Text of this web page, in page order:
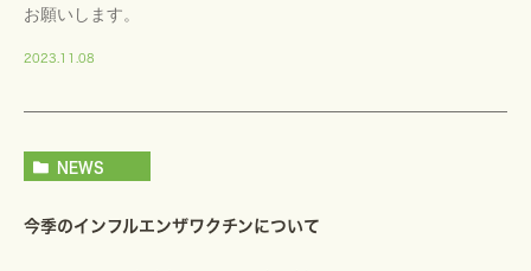
お願いします。
2023.11.08
NEWS
今季のインフルエンザワクチンについて